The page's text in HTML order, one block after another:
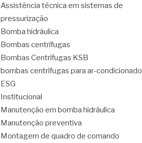
Assistência técnica em sistemas de
pressurização
Bomba hidráulica
Bombas centrífugas
Bombas Centrífugas KSB
bombas centrífugas para ar-condicionado
ESG
Institucional
Manutenção em bomba hidráulica
Manutenção preventiva
Montagem de quadro de comando